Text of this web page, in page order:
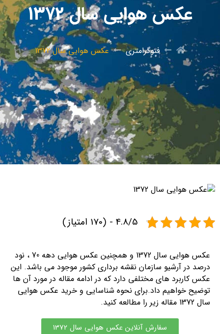
عکس هوایی سال 1372
فتوگرامتری عکس هوایی سال 1372
4.8/5 - (170 امتیاز)
عکس هوایی سال 1372 و همچنین عکس هوایی دهه 70 ، نود
درصد در آرشیو سازمان نقشه برداری کشور موجود می باشد. این
عکس کاربرد های مختلفی دارد که در ادامه مقاله در مورد آن ها
توضیح خواهیم داد.برای نحوه شناسایی و خرید عکس هوایی
سال 1372 مقاله زیر را مطالعه کنید.
سفارش آنلاین عکس هوایی سال 1372